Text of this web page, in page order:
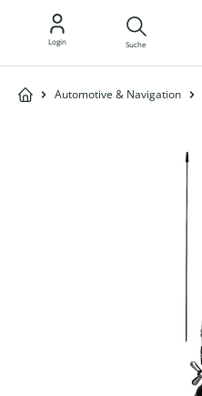
Login Suche
Automotive & Navigation